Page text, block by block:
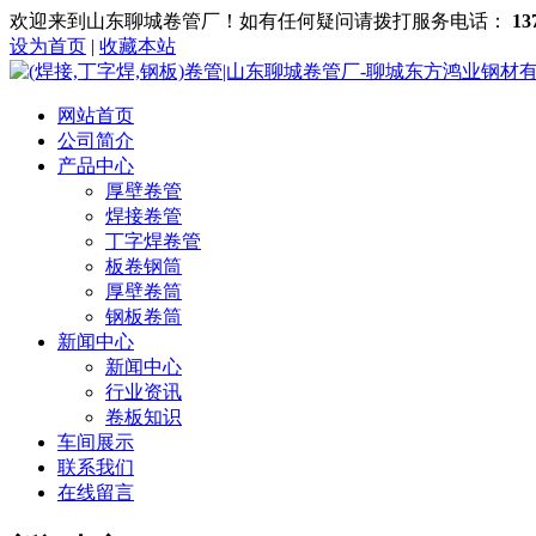
欢迎来到山东聊城卷管厂！如有任何疑问请拨打服务电话：
设为首页 | 收藏本站
网站首页
公司简介
产品中心
厚壁卷管
焊接卷管
丁字焊卷管
板卷钢筒
厚壁卷筒
钢板卷筒
新闻中心
新闻中心
行业资讯
卷板知识
车间展示
联系我们
在线留言